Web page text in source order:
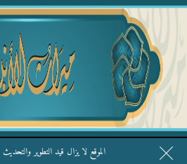
الموقع لا يزال قيد التطوير والتحديث
قال الشيخ ربيع وفقه الله: نحن ليس